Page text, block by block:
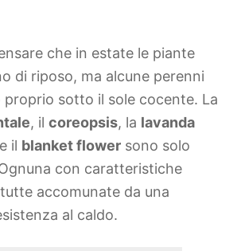
che in estate le piante
di riposo, ma alcune perenni
proprio sotto il sole cocente. La
, il coreopsis, la lavanda
e il blanket flower sono solo
con caratteristiche
accomunate da una
al caldo.